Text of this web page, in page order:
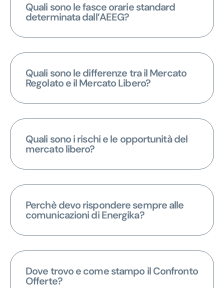
Quali sono le fasce orarie standard
determinata dall’AEEG?
Quali sono le differenze tra il Mercato
Regolato e il Mercato Libero?
Quali sono i rischi e le opportunità del
mercato libero?
Perchè devo rispondere sempre alle
comunicazioni di Energika?
Dove trovo e come stampo il Confronto
Offerte?